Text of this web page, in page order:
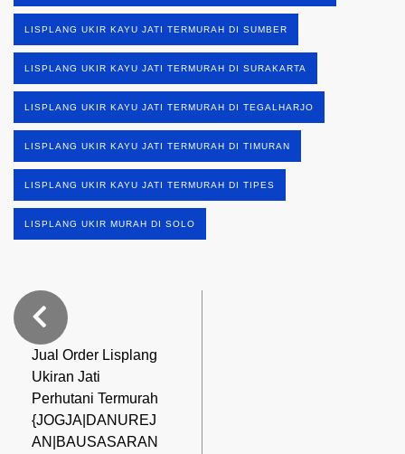
LISPLANG UKIR KAYU JATI TERMURAH DI SUMBER
LISPLANG UKIR KAYU JATI TERMURAH DI SURAKARTA
LISPLANG UKIR KAYU JATI TERMURAH DI TEGALHARJO
LISPLANG UKIR KAYU JATI TERMURAH DI TIMURAN
LISPLANG UKIR KAYU JATI TERMURAH DI TIPES
LISPLANG UKIR MURAH DI SOLO
Jual Order Lisplang
Ukiran Jati
Perhutani Termurah
{JOGJA|DANUREJ
AN|BAUSASARAN